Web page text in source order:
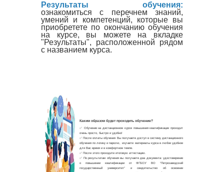
Результаты обучения:
ознакомиться с перечнем знаний,
умений и компетенций, которые вы
приобретете по окончанию обучения
на курсе, вы можете на вкладке
"Результаты", расположенной рядом
с названием курса.